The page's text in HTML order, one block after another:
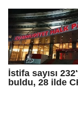
soruşturması
İstifa sayısı
buldu, 28 ilde